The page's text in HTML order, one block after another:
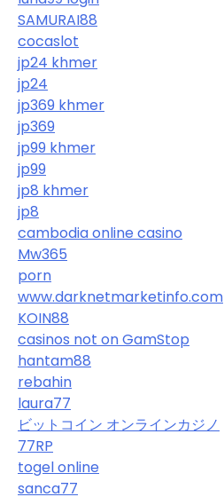
SAMURAI88
cocaslot
jp24 khmer
jp24
jp369 khmer
jp369
jp99 khmer
jp99
jp8 khmer
jp8
cambodia online casino
Mw365
porn
www.darknetmarketinfo.com
KOIN88
casinos not on GamStop
hantam88
rebahin
laura77
ビットコイン オンラインカジノ
77RP
togel online
sanca77